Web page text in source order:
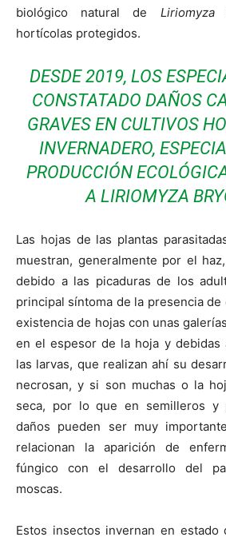
biológico natural de Liriomyza
hortícolas protegidos.
DESDE 2019, LOS
CONSTATADO DAÑOS
GRAVES EN CULTIVOS
INVERNADERO,
PRODUCCIÓN
A LIRIOMYZA
Las hojas de las plantas
muestran, generalmente por el
debido a las picaduras de los
principal síntoma de la presencia
existencia de hojas con unas
en el espesor de la hoja y debidas
las larvas, que realizan ahí su
necrosan, y si son muchas o la
seca, por lo que en semilleros y
daños pueden ser muy
relacionan la aparición de
fúngico con el desarrollo del
moscas.
Estos insectos invernan en estado